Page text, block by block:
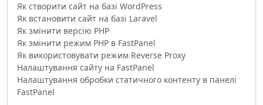
Як створити сайт на базі WordPress
Як встановити сайт на базі Laravel
Як змінити версію PHP
Як змінити режим PHP в FastPanel
Як використовувати режим Reverse Proxy
Налаштування сайту на FastPanel
Налаштування обробки статичного контенту в панелі
FastPanel